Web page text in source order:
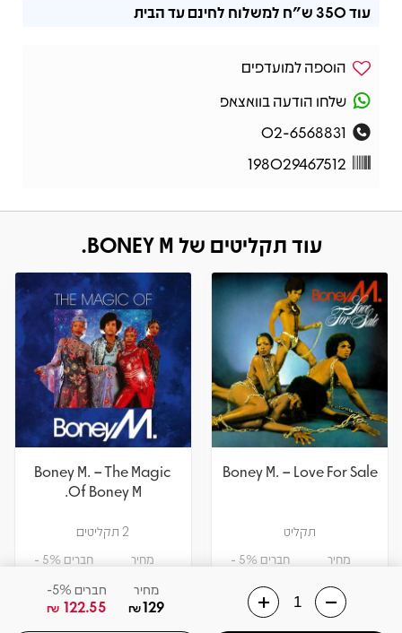
מחיר
129
₪
חברים 5%-
122.55
₪
עוד350 ש"ח למשלוח לחינם עד הבית
הוספה למועדפים
שלחו הודעה בוואצאפ
02-6568831
198029467512
עוד תקליטים של BONEY M.
Boney M. – Love For Sale
תקליט
מחיר חברים 5% -
הוספה לסל
Boney M. – The Magic
Of Boney M.
2 תקליטים
מחיר חברים 5% -
הוספה לסל